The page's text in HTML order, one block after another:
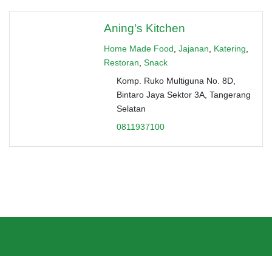
Aning's Kitchen
Home Made Food Jajanan Katering
Restoran Snack
Komp. Ruko Multiguna No. 8D,
Bintaro Jaya Sektor 3A, Tangerang
Selatan
0811937100